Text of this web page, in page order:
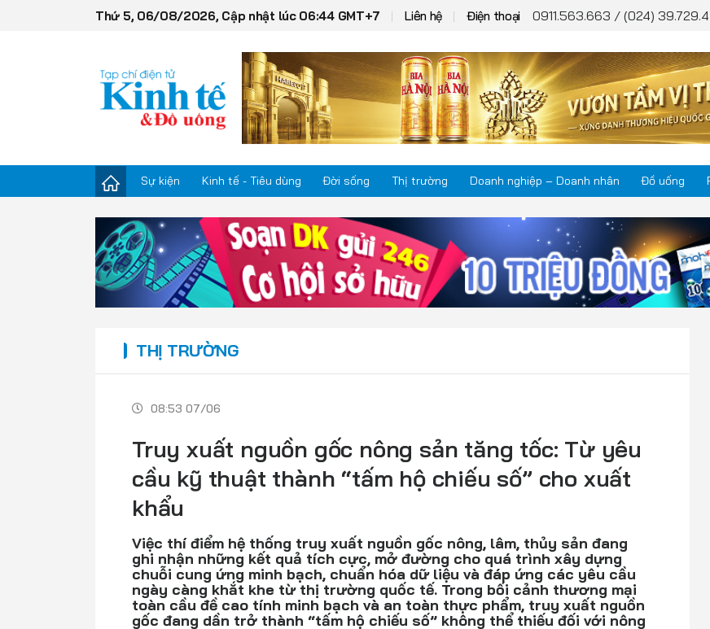
Thứ 5, 06/08/2026, Cập nhật lúc 06:44 GMT+7 Liên hệ Điện thoại 0911.563.663 / (024)
Sự kiện Kinh tế - Tiêu dùng Đời sống Thị trường Doanh nghiệp – Doanh nhân Đồ uống
Kinh tế - Tiêu dùng
Đời sống
Doanh nghiệp – Doanh nhân
Đồ uống
THỊ TRƯỜNG
08:53 07/06
Truy xuất nguồn gốc nông sản tăng tốc: Từ yêu
cầu kỹ thuật thành “tấm hộ chiếu số” cho xuất
khẩu
Việc thí điểm hệ thống truy xuất nguồn gốc nông, lâm, thủy sản đang
ghi nhận những kết quả tích cực, mở đường cho quá trình xây dựng
chuỗi cung ứng minh bạch, chuẩn hóa dữ liệu và đáp ứng các yêu cầu
ngày càng khắt khe từ thị trường quốc tế. Trong bối cảnh thương mại
toàn cầu đề cao tính minh bạch và an toàn thực phẩm, truy xuất nguồn
gốc đang dần trở thành “tấm hộ chiếu số” không thể thiếu đối với nông